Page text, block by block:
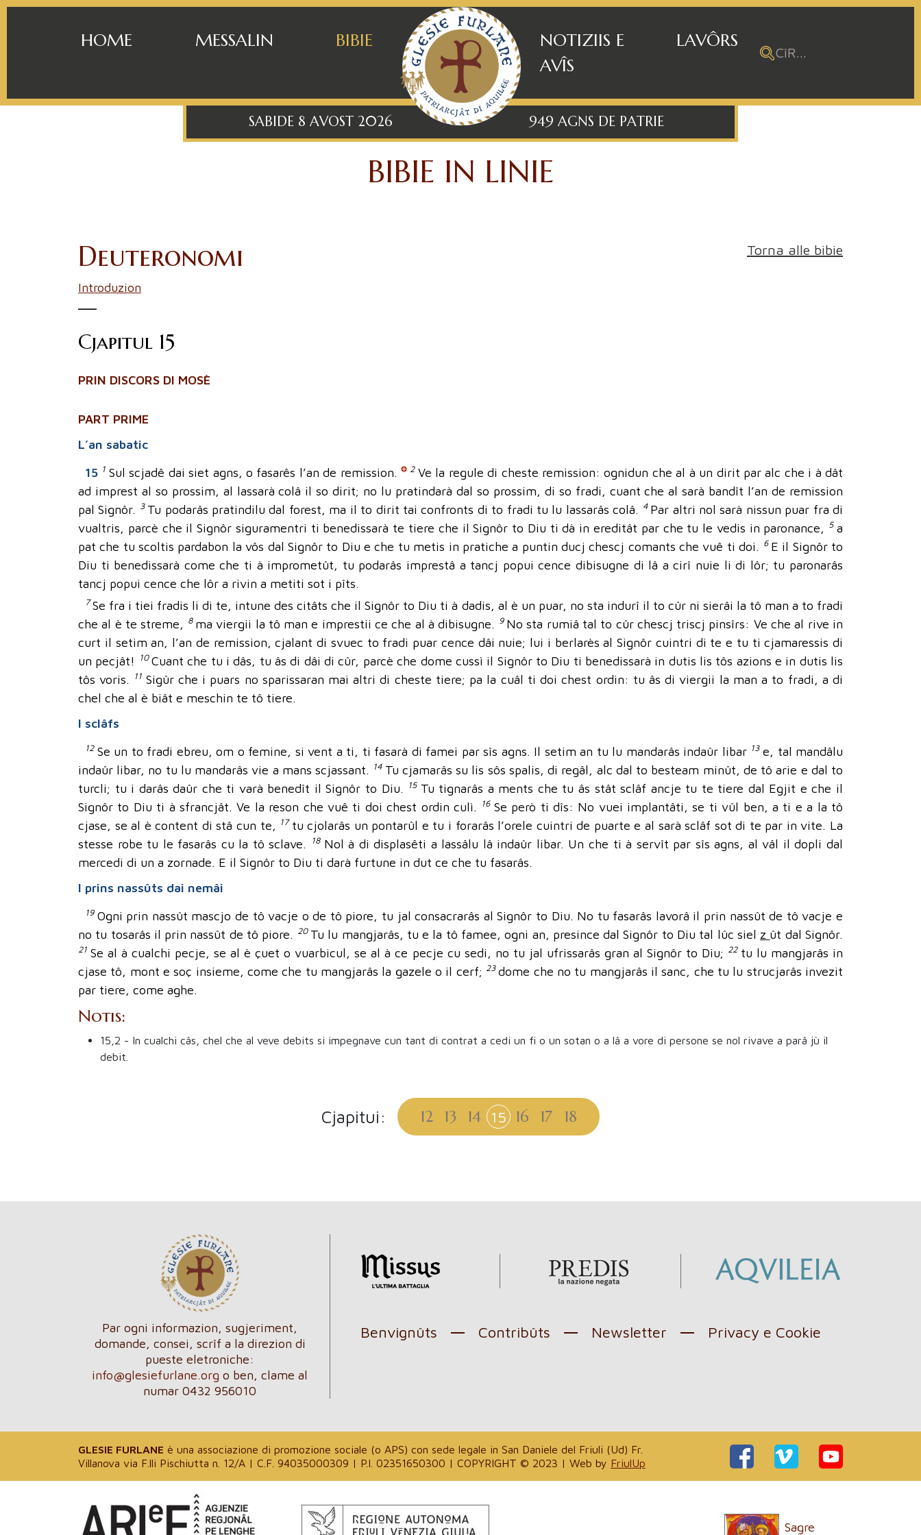
HOME MESSALIN BIBIE
NOTIZIIS E
AVÎS
LAVÔRS
SABIDE 8 AVOST 2026 949 AGNS DE PATRIE
BIBIE IN LINIE
Deuteronomi
Introduzion
Torna alle bibie
Cjapitul 15
PRIN DISCORS DI MOSÈ
PART PRIME
L’an sabatic
15 1 Sul scjadê dai siet agns, o fasarês l’an de remission. 2 Ve la regule di cheste remission: ognidun che al à un dirit par alc che i à dât
ad imprest al so prossim, al lassarà colâ il so dirit; no lu pratindarà dal so prossim, di so fradi, cuant che al sarà bandît l’an de remission
pal Signôr. 3 Tu podarâs pratindilu dal forest, ma il to dirit tai confronts di to fradi tu lu lassarâs colâ. 4 Par altri nol sarà nissun puar fra di
vualtris, parcè che il Signôr siguramentri ti benedissarà te tiere che il Signôr to Diu ti dà in ereditât par che tu le vedis in paronance, 5 a
pat che tu scoltis pardabon la vôs dal Signôr to Diu e che tu metis in pratiche a puntin ducj chescj comants che vuê ti doi. 6 E il Signôr to
Diu ti benedissarà come che ti à imprometût, tu podarâs imprestâ a tancj popui cence dibisugne di lâ a cirî nuie li di lôr; tu paronarâs
tancj popui cence che lôr a rivin a metiti sot i pîts.
7Se fra i tiei fradis li di te, intune des citâts che il Signôr to Diu ti à dadis, al è un puar, no sta indurî il to cûr ni sierâi la tô man a to fradi
che al è te streme, 8 ma viergii la tô man e imprestii ce che al à dibisugne. 9 No sta rumiâ tal to cûr chescj triscj pinsîrs: Ve che al rive in
curt il setim an, l’an de remission, cjalant di svuec to fradi puar cence dâi nuie; lui i berlarès al Signôr cuintri di te e tu ti cjamaressis di
un pecjât!
10Cuant che tu i dâs, tu âs di dâi di cûr, parcè che dome cussì il Signôr to Diu ti benedissarà in dutis lis tôs azions e in dutis lis
tôs voris.
11 Sigûr che i puars no sparissaran mai altri di cheste tiere; pa la cuâl ti doi chest ordin: tu âs di viergii la man a to fradi, a di
chel che al è biât e meschin te tô tiere.
I sclâfs
12 Se un to fradi ebreu, om o femine, si vent a ti, ti fasarà di famei par sîs agns. Il setim an tu lu mandarâs indaûr libar 13 e, tal mandâlu
indaûr libar, no tu lu mandarâs vie a mans scjassant.
14 Tu cjamarâs su lis sôs spalis, di regâl, alc dal to besteam minût, de tô arie e dal to
turcli; tu i darâs daûr che ti varà benedît il Signôr to Diu.
15 Tu tignarâs a ments che tu âs stât sclâf ancje tu te tiere dal Egjit e che il
Signôr to Diu ti à sfrancjât. Ve la reson che vuê ti doi chest ordin culì.
16 Se però ti dîs: No vuei implantâti, se ti vûl ben, a ti e a la tô
cjase, se al è content di stâ cun te,
17 tu cjolarâs un pontarûl e tu i forarâs l’orele cuintri de puarte e al sarà sclâf sot di te par in vite. La
stesse robe tu le fasarâs cu la tô sclave.
18 Nol à di displasêti a lassâlu lâ indaûr libar. Un che ti à servît par sîs agns, al vâl il dopli dal
mercedi di un a zornade. E il Signôr to Diu ti darà furtune in dut ce che tu fasarâs.
I prins nassûts dai nemâi
19 Ogni prin nassût mascjo de tô vacje o de tô piore, tu jal consacrarâs al Signôr to Diu. No tu fasarâs lavorâ il prin nassût de tô vacje e
no tu tosarâs il prin nassût de tô piore. 20 Tu lu mangjarâs, tu e la tô famee, ogni an, presince dal Signôr to Diu tal lûc siel z ût dal Signôr.
21Se al à cualchi pecje, se al è çuet o vuarbicul, se al à ce pecje cu sedi, no tu jal ufrissarâs gran al Signôr to Diu; 22 tu lu mangjarâs in
cjase tô, mont e soç insieme, come che tu mangjarâs la gazele o il cerf; 23 dome che no tu mangjarâs il sanc, che tu lu strucjarâs invezit
par tiere, come aghe.
Notis:
15,2 - In cualchi câs, chel che al veve debits si impegnave cun tant di contrat a cedi un fi o un sotan o a lâ a vore di persone se nol rivave a parâ jù il
debit.
Cjapitui: 12 13 14 15 16 17 18
Par ogni informazion, sugjeriment,
domande, consei, scrîf a la direzion di
pueste eletroniche:
info@glesiefurlane.org o ben, clame al
numar 0432 956010
Benvignûts Contribûts Newsletter Privacy e Cookie
GLESIE FURLANE è una associazione di promozione sociale (o APS) con sede legale in San Daniele del Friuli (Ud) Fr.
Villanova via F.lli Pischiutta n. 12/A | C.F. 94035000309 | P.I. 02351650300 | COPYRIGHT © 2023 | Web by FriulUp
Sagre